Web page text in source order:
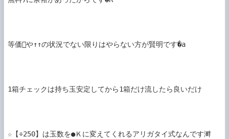
等価や↑↑の状況でない限りはやらない方が賢明です�a
1箱チェックは持ち玉安定してから1箱だけ流したら良いだけ
☆【÷250】は玉数を●Ｋに変えてくれるアリガタイ式なんです溿